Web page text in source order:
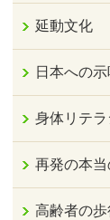
延動文化
日本への
身体リテラ
再発の本当
高齢者の歩